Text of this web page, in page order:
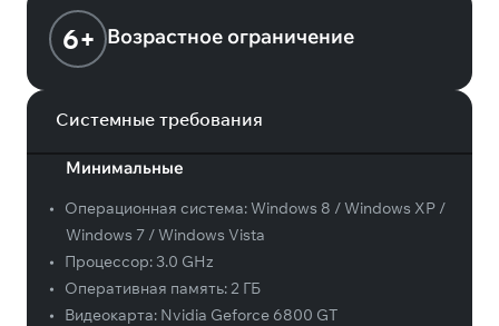
6+ Возрастное ограничение
Системные требования
Минимальные
• Операционная система:Windows 8 / Windows XP /
Windows 7 / Windows Vista
•
Процессор: 3.0 GHz
•
Оперативная память:2 ГБ
•
Видеокарта: Nvidia Geforce 6800 GT